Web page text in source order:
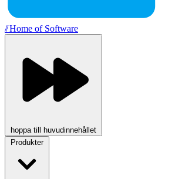
//Home of Software
hoppa till huvudinnehållet
Produkter